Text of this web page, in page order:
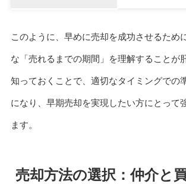
このように、早めに売却を成功させるため
な「売れるまでの期間」を理解することが
知っておくことで、適切なタイミングでの
になり、早期売却を実現したい方にとって
ます。
売却方法の選択：仲介と